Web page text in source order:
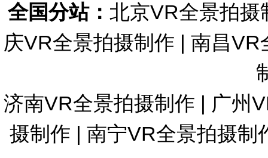
全国分站： 北京VR全景拍摄
庆VR全景拍摄制作 | 南昌VR
济南VR全景拍摄制作 | 广州
摄制作 | 南宁VR全景拍摄制